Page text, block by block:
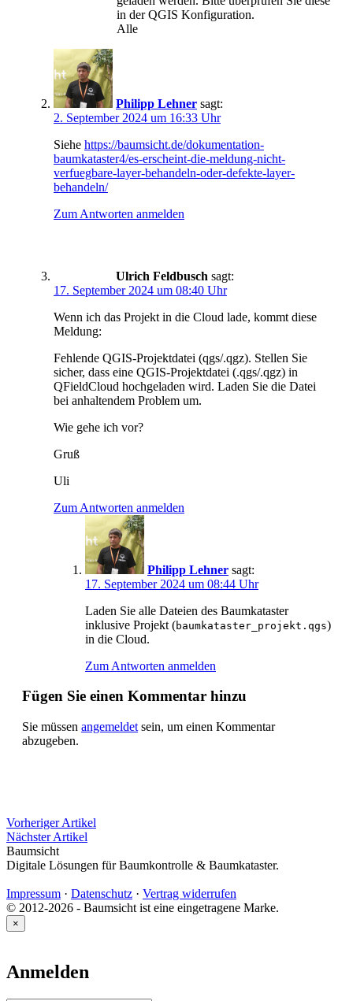
in der QGIS Konfiguration.
Alle
Philipp Lehner sagt:
2. September 2024 um 16:33 Uhr
Siehe https://baumsicht.de/dokumentation-
baumkataster4/es-erscheint-die-meldung-nicht-
verfuegbare-layer-behandeln-oder-defekte-layer-
behandeln/
Zum Antworten anmelden
Ulrich Feldbusch sagt:
17. September 2024 um 08:40 Uhr
Wenn ich das Projekt in die Cloud lade, kommt diese
Meldung:
Fehlende QGIS-Projektdatei (qgs/.qgz). Stellen Sie
sicher, dass eine QGIS-Projektdatei (.qgs/.qgz) in
QFieldCloud hochgeladen wird. Laden Sie die Datei
bei anhaltendem Problem um.
Wie gehe ich vor?
Gruß
Uli
Zum Antworten anmelden
Philipp Lehner sagt:
17. September 2024 um 08:44 Uhr
Laden Sie alle Dateien des Baumkataster
inklusive Projekt (baumkataster_projekt.qgs)
in die Cloud.
Zum Antworten anmelden
Fügen Sie einen Kommentar hinzu
Sie müssen angemeldet sein, um einen Kommentar
abzugeben.
Vorheriger Artikel
Nächster Artikel
Baumsicht
Digitale Lösungen für Baumkontrolle & Baumkataster.
Impressum · Datenschutz · Vertrag widerrufen
© 2012-2026 - Baumsicht ist eine eingetragene Marke.
×
Anmelden